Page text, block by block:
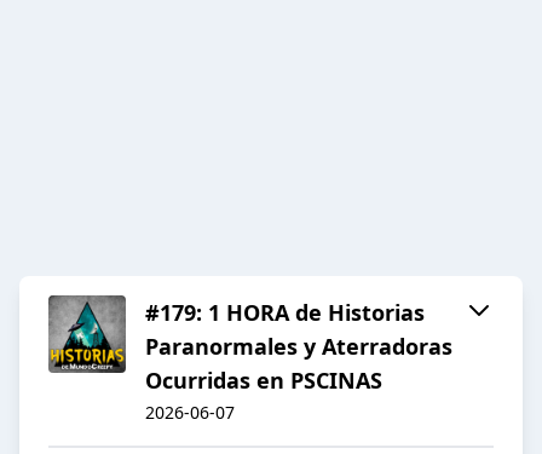
#179: 1 HORA de Historias
Paranormales y Aterradoras
Ocurridas en PSCINAS
2026-06-07